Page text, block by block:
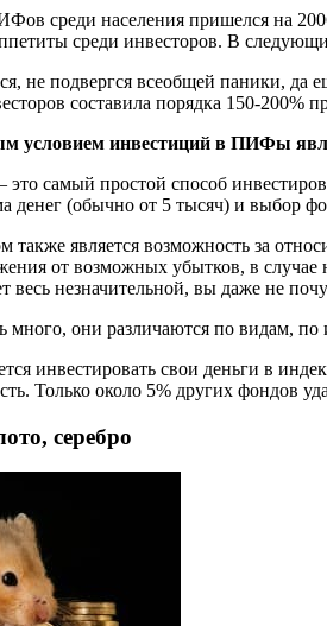
среди населения пришелся на
среди инвесторов. В
не подвергся всеобщей паники, да
составила порядка 150-200%
условием инвестиций в ПИФы
самый простой способ
(обычно от 5 тысяч) и выбор
также является возможность за
от возможных убытков, в
весь незначительной, вы даже не
они различаются по видам, по
инвестировать свои деньги в
Только около 5% других фондов
серебро